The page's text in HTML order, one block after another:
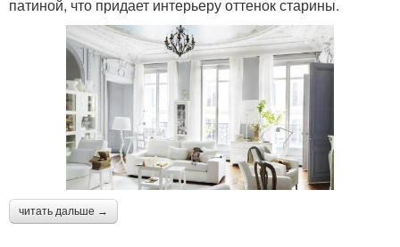
патиной, что придает интерьеру оттенок старины.
читать дальше →